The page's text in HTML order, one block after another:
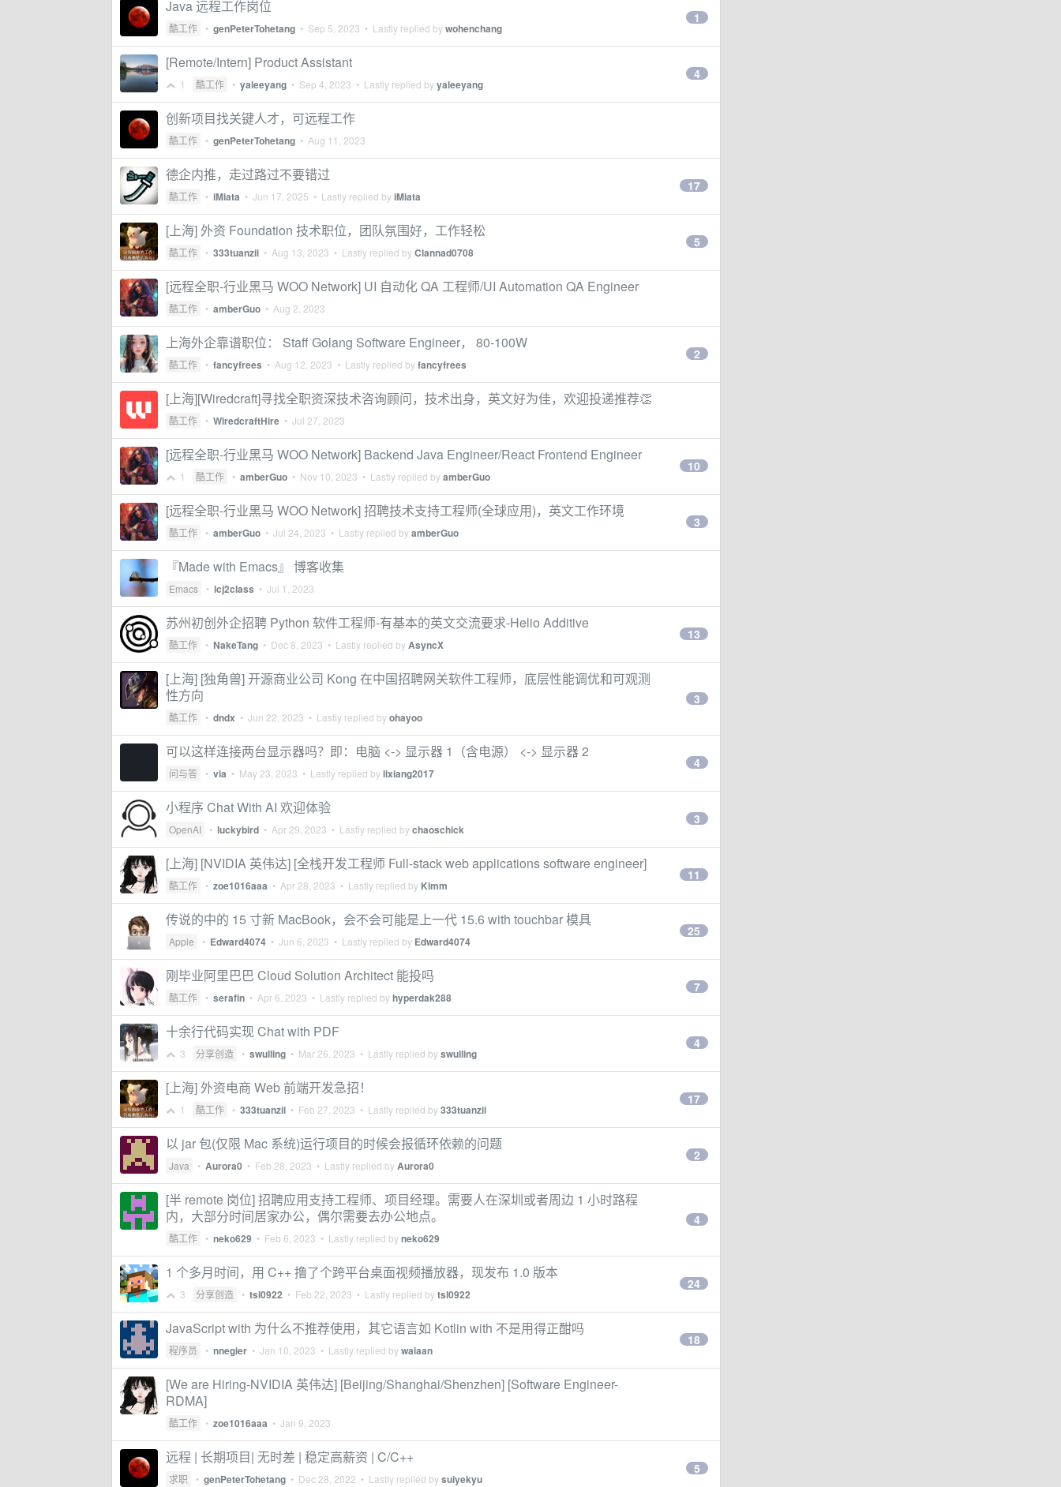
Java 远程工作岗位
酷工作 • genPeterTohetang • Sep 5, 2023 • Lastly replied bywohenchang
1
[Remote/Intern] Product Assistant
1 酷工作 • yaleeyang • Sep 4, 2023 • Lastly replied byyaleeyang
4
创新项目找关键人才，可远程工作
酷工作 • genPeterTohetang • Aug 11, 2023
德企内推，走过路过不要错过
酷工作 • iMiata • Jun 17, 2025 • Lastly replied byiMiata
17
[上海] 外资 Foundation 技术职位，团队氛围好，工作轻松
酷工作 • 333tuanzii • Aug 13, 2023 • Lastly replied byClannad0708
5
[远程全职-行业黑马 WOO Network] UI 自动化 QA 工程师/UI Automation QA Engineer
酷工作 • amberGuo • Aug 2, 2023
上海外企靠谱职位： Staff Golang Software Engineer， 80-100W
酷工作 • fancyfrees • Aug 12, 2023 • Lastly replied byfancyfrees
2
[上海][Wiredcraft]寻找全职资深技术咨询顾问，技术出身，英文好为佳，欢迎投递推荐👏
酷工作 • WiredcraftHire • Jul 27, 2023
[远程全职-行业黑马 WOO Network] Backend Java Engineer/React Frontend Engineer
1 酷工作 • amberGuo • Nov 10, 2023 • Lastly replied byamberGuo
10
[远程全职-行业黑马 WOO Network] 招聘技术支持工程师(全球应用)，英文工作环境
酷工作 • amberGuo • Jul 24, 2023 • Lastly replied byamberGuo
3
『Made with Emacs』 博客收集
Emacs • lcj2class • Jul 1, 2023
苏州初创外企招聘 Python 软件工程师-有基本的英文交流要求-Helio Additive
酷工作 • NakeTang • Dec 8, 2023 • Lastly replied byAsyncX
13
[上海] [独角兽] 开源商业公司 Kong 在中国招聘网关软件工程师，底层性能调优和可观测
性方向
酷工作 • dndx • Jun 22, 2023 • Lastly replied byohayoo
3
可以这样连接两台显示器吗？即：电脑 <-> 显示器 1（含电源） <-> 显示器 2
问与答 • via • May 23, 2023 • Lastly replied bylixiang2017
4
小程序 Chat With AI 欢迎体验
OpenAI • luckybird • Apr 29, 2023 • Lastly replied bychaoschick
3
[上海] [NVIDIA 英伟达] [全栈开发工程师 Full-stack web applications software engineer]
酷工作 • zoe1016aaa • Apr 28, 2023 • Lastly replied by Kimm
11
传说的中的 15 寸新 MacBook，会不会可能是上一代 15.6 with touchbar 模具
Apple • Edward4074 • Jun 6, 2023 • Lastly replied by Edward4074
25
刚毕业阿里巴巴 Cloud Solution Architect 能投吗
酷工作 • serafin • Apr 6, 2023 • Lastly replied byhyperdak288
7
十余行代码实现 Chat with PDF
3 分享创造 • swulling • Mar 26, 2023 • Lastly replied byswulling
4
[上海] 外资电商 Web 前端开发急招！
1 酷工作 • 333tuanzii • Feb 27, 2023 • Lastly replied by333tuanzii
17
以 jar 包(仅限 Mac 系统)运行项目的时候会报循环依赖的问题
Java • Aurora0 • Feb 28, 2023 • Lastly replied byAurora0
2
[半 remote 岗位] 招聘应用支持工程师、项目经理。需要人在深圳或者周边 1 小时路程
内，大部分时间居家办公，偶尔需要去办公地点。
酷工作 • neko629 • Feb 6, 2023 • Lastly replied byneko629
4
1 个多月时间，用 C++ 撸了个跨平台桌面视频播放器，现发布 1.0 版本
3 分享创造 • tsl0922 • Feb 22, 2023 • Lastly replied bytsl0922
24
JavaScript with 为什么不推荐使用，其它语言如 Kotlin with 不是用得正酣吗
程序员 • nnegier • Jan 10, 2023 • Lastly replied bywaiaan
18
[We are Hiring-NVIDIA 英伟达] [Beijing/Shanghai/Shenzhen] [Software Engineer-
RDMA]
酷工作 • zoe1016aaa • Jan 9, 2023
远程 | 长期项目| 无时差 | 稳定高薪资 | C/C++
求职 • genPeterTohetang • Dec 28, 2022 • Lastly replied bysuiyekyu
5